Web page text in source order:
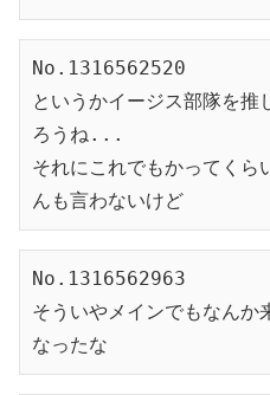
No.1316562520
というかイージス部隊を推
ろうね...
それにこれでもかってくら
んも言わないけど
No.1316562963
そういやメインでもなんか
なったな